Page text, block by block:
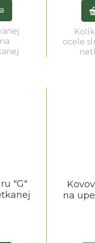
ocele
"G"
cm -
na